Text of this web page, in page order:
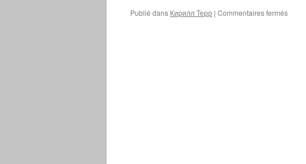
Publié dans Кирилл Терр | Commentaires ferméssur